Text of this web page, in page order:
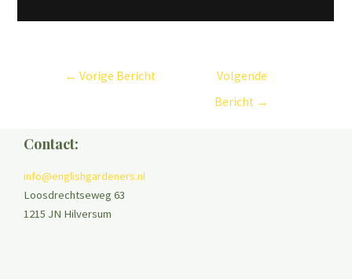
← Vorige Bericht
Volgende
Bericht →
Contact:
info@englishgardeners.nl
Loosdrechtseweg 63
1215 JN Hilversum